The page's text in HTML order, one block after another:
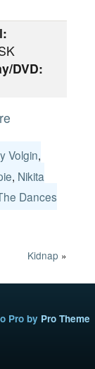
DVD:
Volgin,
, Nikita
Dances
Kidnap »
Pro by Pro Theme